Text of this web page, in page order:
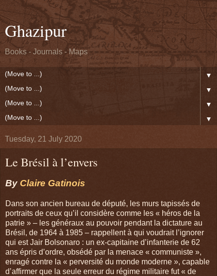
Ghazipur
Books - Journals - Maps
▼
▼
▼
▼
Tuesday, 21 July 2020
Le Brésil à l’envers
By Claire Gatinois
Dans son ancien bureau de député, les murs tapissés de
portraits de ceux qu’il considère comme les « héros de la
patrie » – les généraux au pouvoir pendant la dictature au
Brésil, de 1964 à 1985 – rappellent à qui voudrait l’ignorer
qui est Jair Bolsonaro : un ex-capitaine d’infanterie de 62
ans épris d’ordre, obsédé par la menace « communiste »,
enragé contre la « perversité du monde moderne », capable
d’affirmer que la seule erreur du régime militaire fut « de